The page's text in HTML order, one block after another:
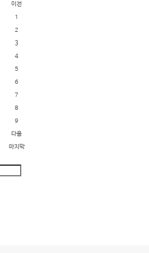
이전
1
2
3
4
5
6
7
8
9
다음
마지막